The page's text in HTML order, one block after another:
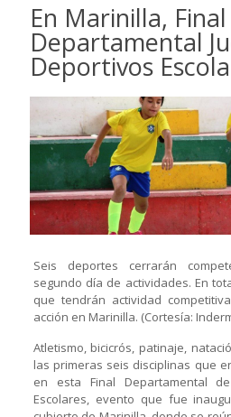
En Marinilla, Final
Departamental
Deportivos
Seis deportes cerrarán
segundo día de actividades. En
que tendrán actividad
acción en Marinilla. (Cortesía:
Atletismo, bicicrós, patinaje,
las primeras seis disciplinas que
en esta Final Departamental
Escolares, evento que fue